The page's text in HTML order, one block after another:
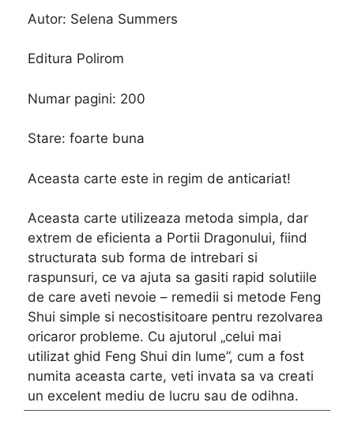
Autor: Selena Summers
Editura Polirom
Numar pagini: 200
Stare: foarte buna
Aceasta carte este in regim de anticariat!
Aceasta carte utilizeaza metoda simpla, dar
extrem de eficienta a Portii Dragonului, fiind
structurata sub forma de intrebari si
raspunsuri, ce va ajuta sa gasiti rapid solutiile
de care aveti nevoie – remedii si metode Feng
Shui simple si necostisitoare pentru rezolvarea
oricaror probleme. Cu ajutorul „celui mai
utilizat ghid Feng Shui din lume”, cum a fost
numita aceasta carte, veti invata sa va creati
un excelent mediu de lucru sau de odihna.